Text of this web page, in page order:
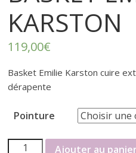
i
n
i
n
KARSTON
119,00€
Basket Emilie Karston cuire
dérapente
Pointure
quantité
Ajouter au panier